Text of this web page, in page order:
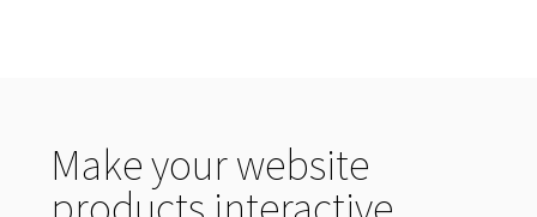
Make your website